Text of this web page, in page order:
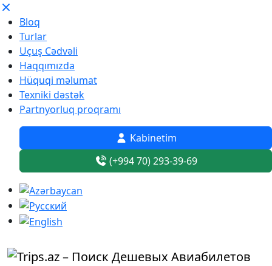
Bloq
Turlar
Uçuş Cədvəli
Haqqımızda
Hüquqi məlumat
Texniki dəstək
Partnyorluq proqramı
Kabinetim
(+994 70) 293-39-69